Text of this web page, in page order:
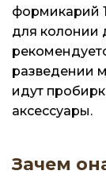
формикарий
для колонии
разведении
идут
аксессуары.
Зачем